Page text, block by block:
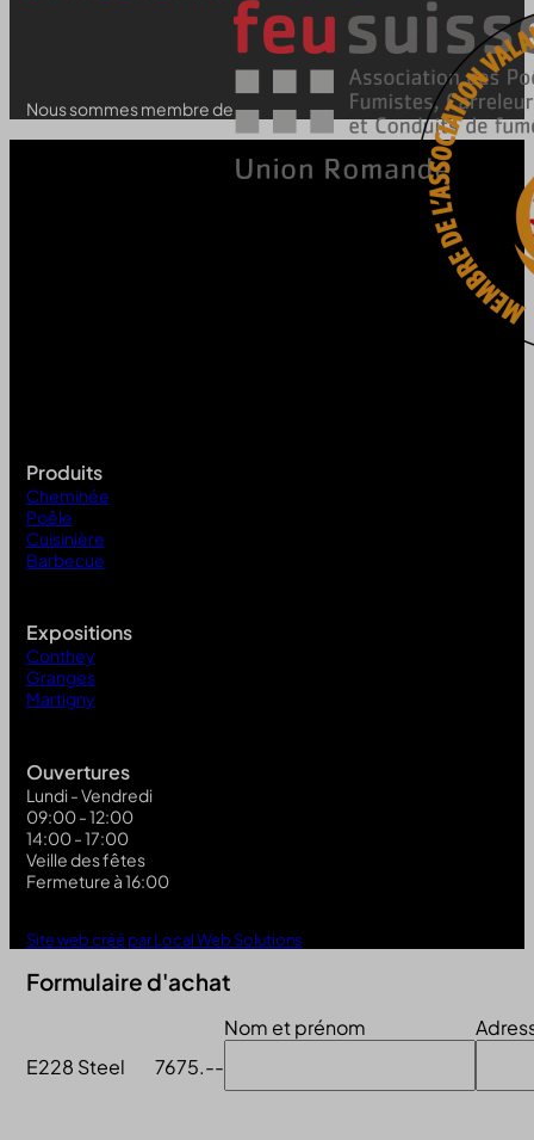
Nous sommes membre de
Produits
Cheminée
Poêle
Cuisinière
Barbecue
Expositions
Conthey
Granges
Martigny
Ouvertures
Lundi - Vendredi
09:00 - 12:00
14:00 - 17:00
Veille des fêtes
Fermeture à 16:00
Site web créé par Local Web Solutions
Formulaire d'achat
E228 Steel 7675.--
Nom et prénom